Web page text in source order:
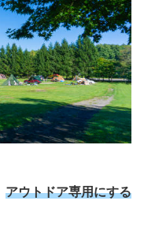
アウトドア専用にする